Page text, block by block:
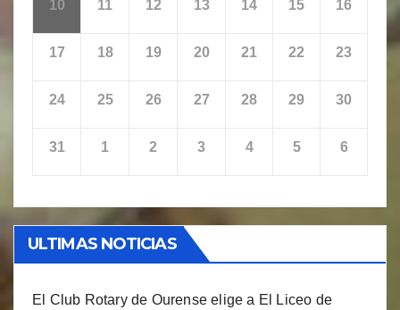
10 11 12 13 14 15 16
17 18 19 20 21 22 23
24 25 26 27 28 29 30
31 1 2 3 4 5 6
ULTIMAS NOTICIAS
El Club Rotary de Ourense elige a El Liceo de